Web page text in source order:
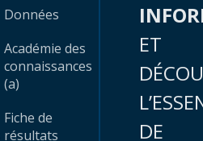
Données
Académie des
connaissances
(a)
Fiche de
résultats
ET
DE